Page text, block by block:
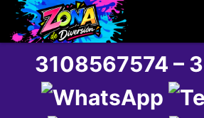
3108567574 –